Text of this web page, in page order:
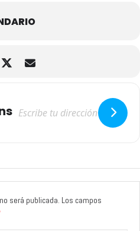
será publicada. Los campos